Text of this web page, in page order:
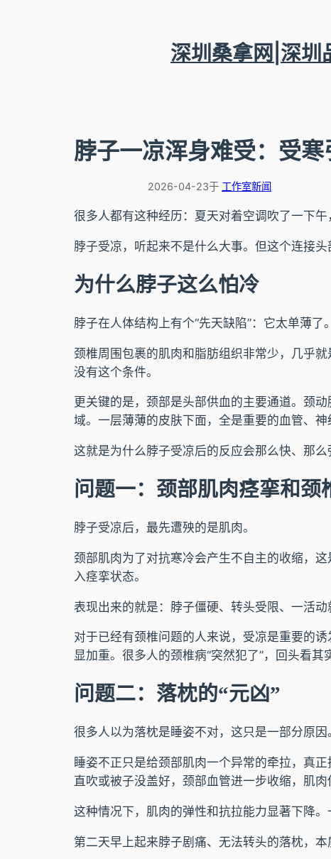
深圳桑拿网|深圳
脖子一凉浑身难受：受
2026-04-23于 工作室新闻
很多人都有这种经历：夏天对着空调吹了一下
脖子受凉，听起来不是什么大事。但这个连接
为什么脖子这么怕冷
脖子在人体结构上有个“先天缺陷”：它太单薄了。
颈椎周围包裹的肌肉和脂肪组织非常少，几乎
没有这个条件。
更关键的是，颈部是头部供血的主要通道。颈
域。一层薄薄的皮肤下面，全是重要的血管、神
这就是为什么脖子受凉后的反应会那么快、那么
问题一：颈部肌肉痉挛和颈
脖子受凉后，最先遭殃的是肌肉。
颈部肌肉为了对抗寒冷会产生不自主的收缩，
入痉挛状态。
表现出来的就是：脖子僵硬、转头受限、一活动
对于已经有颈椎问题的人来说，受凉是重要的
显加重。很多人的颈椎病“突然犯了”，回头看
问题二：落枕的“元凶”
很多人以为落枕是睡姿不对，这只是一部分原因
睡姿不正只是给颈部肌肉一个异常的牵拉，真
直吹或被子没盖好，颈部血管进一步收缩，肌肉
这种情况下，肌肉的弹性和抗拉能力显著下降
第二天早上起来脖子剧痛、无法转头的落枕，本